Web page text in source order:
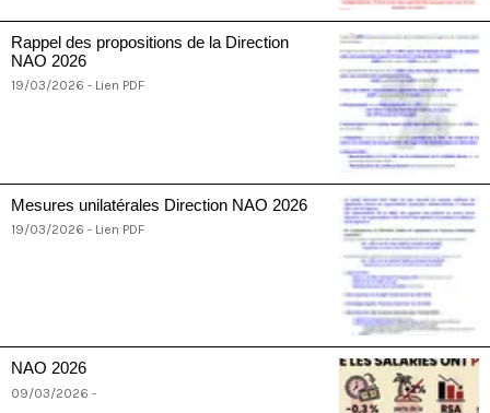
Rappel des propositions de la Direction
NAO 2026
19/03/2026 - Lien PDF
Mesures unilatérales Direction NAO 2026
19/03/2026 - Lien PDF
NAO 2026
09/03/2026 -